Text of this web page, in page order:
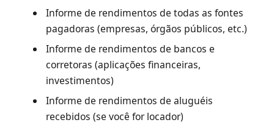
Informe de rendimentos de todas as fontes
pagadoras (empresas, órgãos públicos, etc.)
Informe de rendimentos de bancos e
corretoras (aplicações financeiras,
investimentos)
Informe de rendimentos de aluguéis
recebidos (se você for locador)